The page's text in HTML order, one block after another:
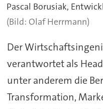
Pascal Borusiak,
(Bild: Olaf Herrmann)
Der
verantwortet als
unter anderem die
Transformation,